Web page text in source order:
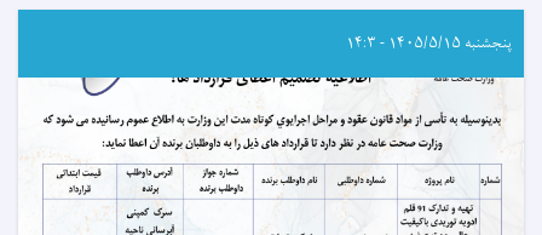
اعطای
قرارداد! پنجشنبه ۱۴۰۵/۵/۱۵ - ۱۴:۳